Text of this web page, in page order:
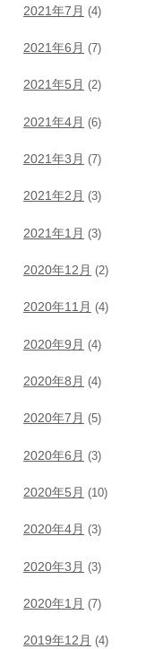
2021年7月 (4)
2021年6月 (7)
2021年5月 (2)
2021年4月 (6)
2021年3月 (7)
2021年2月 (3)
2021年1月 (3)
2020年12月 (2)
2020年11月 (4)
2020年9月 (4)
2020年8月 (4)
2020年7月 (5)
2020年6月 (3)
2020年5月 (10)
2020年4月 (3)
2020年3月 (3)
2020年1月 (7)
2019年12月 (4)